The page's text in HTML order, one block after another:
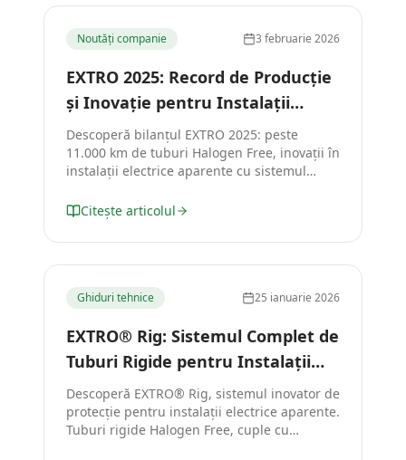
Noutăți companie 3 februarie 2026
EXTRO 2025: Record de Producție
și Inovație pentru Instalații
Electrice Mai Sigure
Descoperă bilanțul EXTRO 2025: peste
11.000 km de tuburi Halogen Free, inovații în
instalații electrice aparente cu sistemul
prin parteneriatul cu Schnabl.
Citește articolul
Ghiduri tehnice 25 ianuarie 2026
EXTRO® Rig: Sistemul Complet de
Tuburi Rigide pentru Instalații
Electrice Aparente Eficiente
Descoperă EXTRO® Rig, sistemul inovator de
protecție pentru instalații electrice aparente.
Tuburi rigide Halogen Free, cuple cu